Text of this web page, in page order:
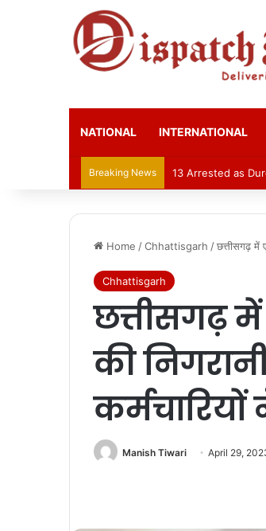
NATIONAL INTERNATIONAL
Breaking News AIIMS Raipur to
Home /Chhattisgarh /छत्तीसगढ़ में
Chhattisgarh
छत्तीसगढ़ में
की
Manish Tiwari April 29,